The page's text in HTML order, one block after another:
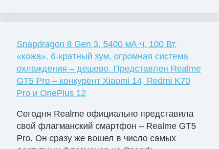
Snapdragon 8 Gen 3, 5400 мА·ч, 100 Вт,
«кожа», 6-кратный зум, огромная система
охлаждения – дешево. Представлен Realme
GT5 Pro – конкурент Xiaomi 14, Redmi K70
Pro и OnePlus 12
Сегодня Realme официально представила
свой флагманский смартфон – Realme GT5
Pro. Он сразу же вошел в число самых